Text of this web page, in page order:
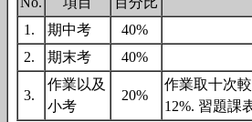
1.
期中考
40%
2.
期末考 40%
3.
作業以及
小考
20%
作業取十次
12%. 習題課